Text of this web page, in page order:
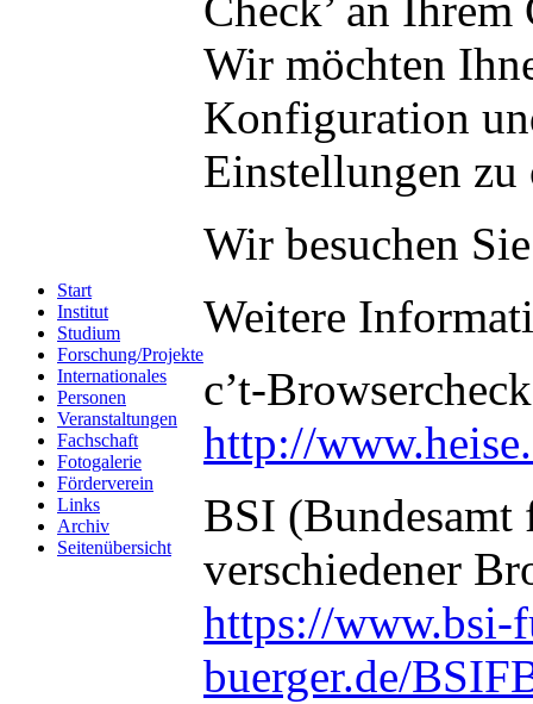
Start
Institut
Studium
Forschung/Projekte
Internationales
Personen
Veranstaltungen
Fachschaft
Fotogalerie
Förderverein
Links
Archiv
Seitenübersicht
Check’ an
Wir möchten
Konfiguration
Einstellungen
Wir besuchen
Weitere
c’t-
http://
BSI
verschiedener
https://www.bsi-
buerger.de/